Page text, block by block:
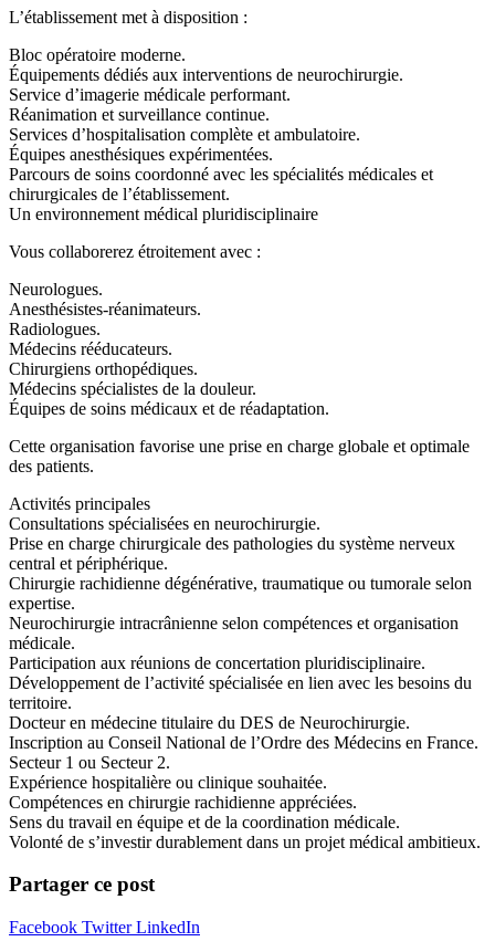
L’établissement met à disposition :
Bloc opératoire moderne.
Équipements dédiés aux interventions de neurochirurgie.
Service d’imagerie médicale performant.
Réanimation et surveillance continue.
Services d’hospitalisation complète et ambulatoire.
Équipes anesthésiques expérimentées.
Parcours de soins coordonné avec les spécialités médicales et
chirurgicales de l’établissement.
Un environnement médical pluridisciplinaire
Vous collaborerez étroitement avec :
Neurologues.
Anesthésistes-réanimateurs.
Radiologues.
Médecins rééducateurs.
Chirurgiens orthopédiques.
Médecins spécialistes de la douleur.
Équipes de soins médicaux et de réadaptation.
Cette organisation favorise une prise en charge globale et optimale
des patients.
Activités principales
Consultations spécialisées en neurochirurgie.
Prise en charge chirurgicale des pathologies du système nerveux
central et périphérique.
Chirurgie rachidienne dégénérative, traumatique ou tumorale selon
expertise.
Neurochirurgie intracrânienne selon compétences et organisation
médicale.
Participation aux réunions de concertation pluridisciplinaire.
Développement de l’activité spécialisée en lien avec les besoins du
territoire.
Docteur en médecine titulaire du DES de Neurochirurgie.
Inscription au Conseil National de l’Ordre des Médecins en France.
Secteur 1 ou Secteur 2.
Expérience hospitalière ou clinique souhaitée.
Compétences en chirurgie rachidienne appréciées.
Sens du travail en équipe et de la coordination médicale.
Volonté de s’investir durablement dans un projet médical ambitieux.
Partager ce post
Facebook TwitterLinkedIn